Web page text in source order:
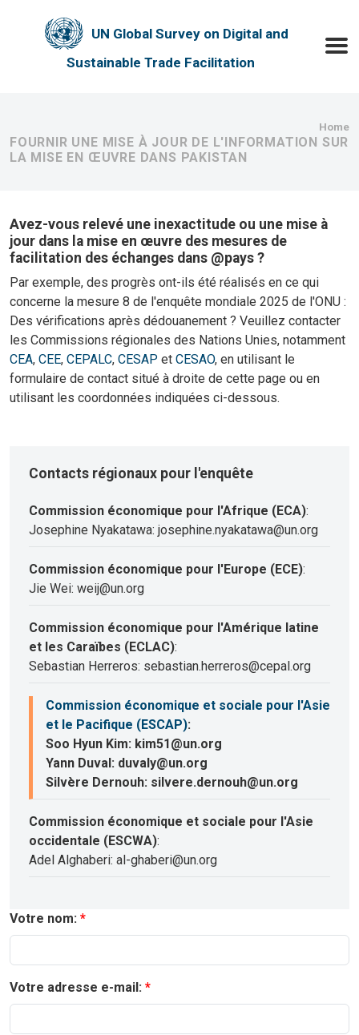
UN Global Survey on Digital and
Sustainable Trade Facilitation
Home
FOURNIR UNE MISE À JOUR DE L'INFORMATION SUR
LA MISE EN ŒUVRE DANS PAKISTAN
Avez-vous relevé une inexactitude ou une mise à
jour dans la mise en œuvre des mesures de
facilitation des échanges dans @pays ?
Par exemple, des progrès ont-ils été réalisés en ce qui
concerne la mesure 8 de l'enquête mondiale 2025 de l'ONU :
Des vérifications après dédouanement ? Veuillez contacter
les Commissions régionales des Nations Unies, notamment
CEA, CEE, CEPALC, CESAP et CESAO, en utilisant le
formulaire de contact situé à droite de cette page ou en
utilisant les coordonnées indiquées ci-dessous.
Contacts régionaux pour l'enquête
Commission économique pour l'Afrique (ECA):
Josephine Nyakatawa: josephine.nyakatawa@un.org
Commission économique pour l'Europe (ECE):
Jie Wei: weij@un.org
Commission économique pour l'Amérique latine
et les Caraïbes (ECLAC):
Sebastian Herreros: sebastian.herreros@cepal.org
Commission économique et sociale pour l'Asie
et le Pacifique (ESCAP):
Soo Hyun Kim: kim51@un.org
Yann Duval: duvaly@un.org
Silvère Dernouh: silvere.dernouh@un.org
Commission économique et sociale pour l'Asie
occidentale (ESCWA):
Adel Alghaberi: al-ghaberi@un.org
Votre nom:
Votre adresse e-mail: